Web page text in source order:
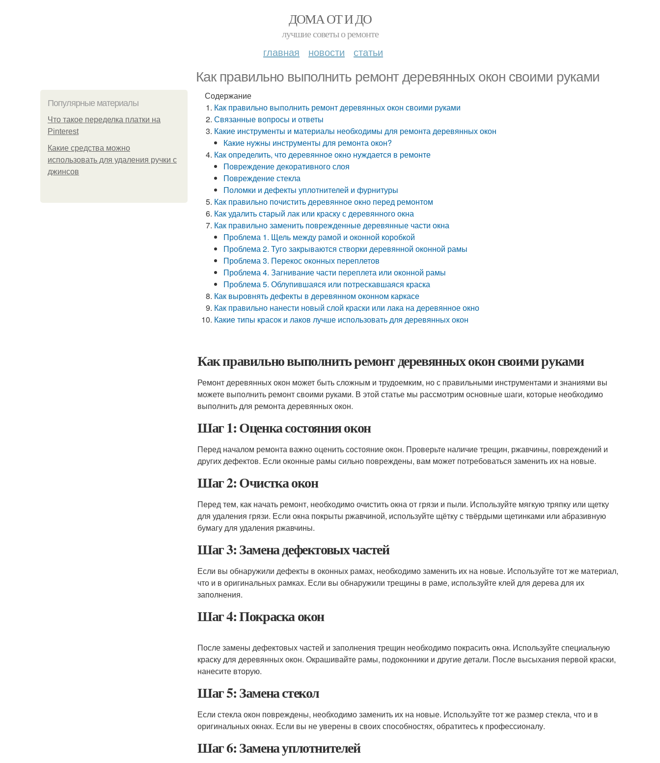
ДОМА ОТ И ДО
лучшие советы о ремонте
главная новости статьи
Как правильно выполнить ремонт деревянных окон своими руками
Популярные материалы
Что такое переделка платки на
Pinterest
Какие средства можно
использовать для удаления ручки с
джинсов
Содержание
Как правильно выполнить ремонт деревянных окон своими руками
Связанные вопросы и ответы
Какие инструменты и материалы необходимы для ремонта деревянных окон
Какие нужны инструменты для ремонта окон?
Как определить, что деревянное окно нуждается в ремонте
Повреждение декоративного слоя
Повреждение стекла
Поломки и дефекты уплотнителей и фурнитуры
Как правильно почистить деревянное окно перед ремонтом
Как удалить старый лак или краску с деревянного окна
Как правильно заменить поврежденные деревянные части окна
Проблема 1. Щель между рамой и оконной коробкой
Проблема 2. Туго закрываются створки деревянной оконной рамы
Проблема 3. Перекос оконных переплетов
Проблема 4. Загнивание части переплета или оконной рамы
Проблема 5. Облупившаяся или потрескавшаяся краска
Как выровнять дефекты в деревянном оконном каркасе
Как правильно нанести новый слой краски или лака на деревянное окно
Какие типы красок и лаков лучше использовать для деревянных окон
Как правильно выполнить ремонт деревянных окон своими руками
Ремонт деревянных окон может быть сложным и трудоемким, но с правильными инструментами и знаниями вы
можете выполнить ремонт своими руками. В этой статье мы рассмотрим основные шаги, которые необходимо
выполнить для ремонта деревянных окон.
Шаг 1: Оценка состояния окон
Перед началом ремонта важно оценить состояние окон. Проверьте наличие трещин, ржавчины, повреждений и
других дефектов. Если оконные рамы сильно повреждены, вам может потребоваться заменить их на новые.
Шаг 2: Очистка окон
Перед тем, как начать ремонт, необходимо очистить окна от грязи и пыли. Используйте мягкую тряпку или щетку
для удаления грязи. Если окна покрыты ржавчиной, используйте щётку с твёрдыми щетинками или абразивную
бумагу для удаления ржавчины.
Шаг 3: Замена дефектовых частей
Если вы обнаружили дефекты в оконных рамах, необходимо заменить их на новые. Используйте тот же материал,
что и в оригинальных рамках. Если вы обнаружили трещины в раме, используйте клей для дерева для их
заполнения.
Шаг 4: Покраска окон
После замены дефектовых частей и заполнения трещин необходимо покрасить окна. Используйте специальную
краску для деревянных окон. Окрашивайте рамы, подоконники и другие детали. После высыхания первой краски,
нанесите вторую.
Шаг 5: Замена стекол
Если стекла окон повреждены, необходимо заменить их на новые. Используйте тот же размер стекла, что и в
оригинальных окнах. Если вы не уверены в своих способностях, обратитесь к профессионалу.
Шаг 6: Замена уплотнителей